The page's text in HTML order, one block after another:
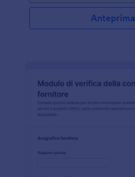
Anteprima